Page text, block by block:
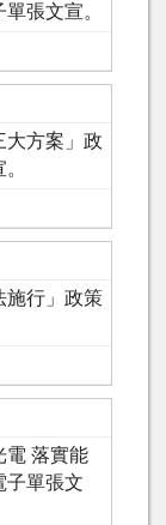
張文宣。
大方案」政
施行」政策
電 落實能
子單張文